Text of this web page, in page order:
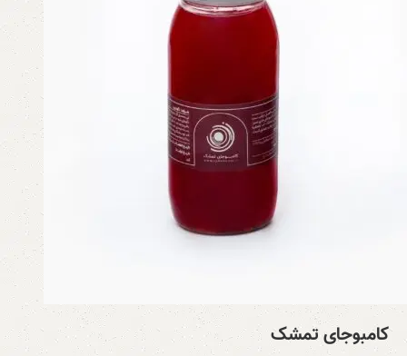
کامبوجای تمشک